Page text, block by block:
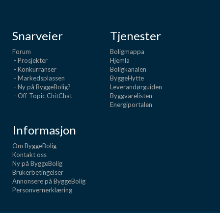
Snarveier
Forum
- Prosjekter
- Konkurranser
- Markedsplassen
- Ny på ByggeBolig?
- Off-Topic ChitChat
Tjenester
Boligmappa
Hjemla
Boligkanalen
ByggeHytte
Leverandørguiden
Byggvarelisten
Energiportalen
Informasjon
Om ByggeBolig
Kontakt oss
Ny på ByggeBolig
Brukerbetingelser
Annonsere på ByggeBolig
Personvernerklæring